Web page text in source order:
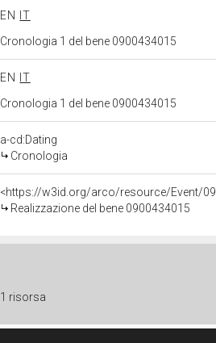
EN
IT
Cronologia 1 del bene 0900434015
EN
IT
Cronologia 1 del bene 0900434015
a-cd:Dating
Cronologia
<https://w3id.org/arco/resource/Event/
Realizzazione del bene 0900434015
1 risorsa